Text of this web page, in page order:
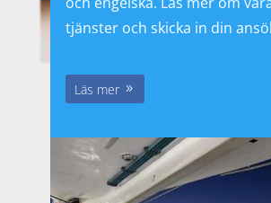
tjänster och skicka in din
Läs mer